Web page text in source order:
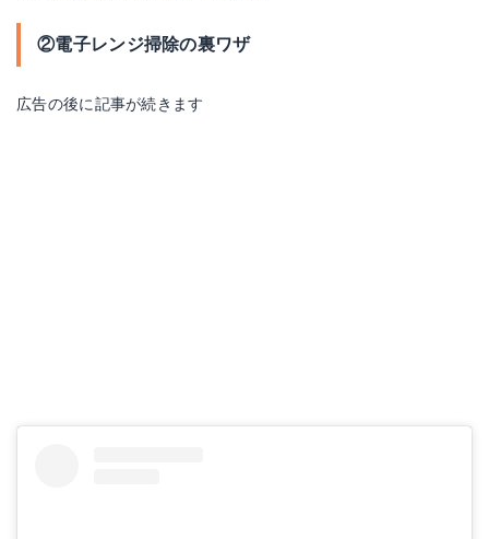
②電子レンジ掃除の裏ワザ
広告の後に記事が続きます